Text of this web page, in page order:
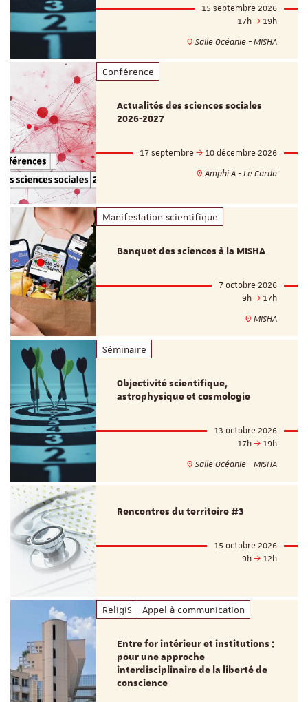
15 septembre 2026
17h
19h
Salle Océanie - MISHA
Conférence
Actualités des sciences sociales
2026-2027
17 septembre
10 décembre 2026
Amphi A - Le Cardo
Manifestation scientifique
Banquet des sciences à la MISHA
7 octobre 2026
9h
17h
MISHA
Séminaire
Objectivité scientifique,
astrophysique et cosmologie
13 octobre 2026
17h
19h
Salle Océanie - MISHA
Rencontres du territoire #3
15 octobre 2026
9h
12h
ReligiS Appel à communication
Entre for intérieur et institutions :
pour une approche
interdisciplinaire de la liberté de
conscience